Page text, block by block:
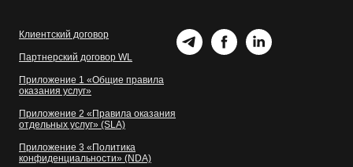
Клиентский договор
Партнерский договор WL
Приложение 1 «Общие правила
оказания услуг»
Приложение 2 «Правила оказания
отдельных услуг» (SLA)
Приложение 3 «Политика
конфиденциальности» (NDA)